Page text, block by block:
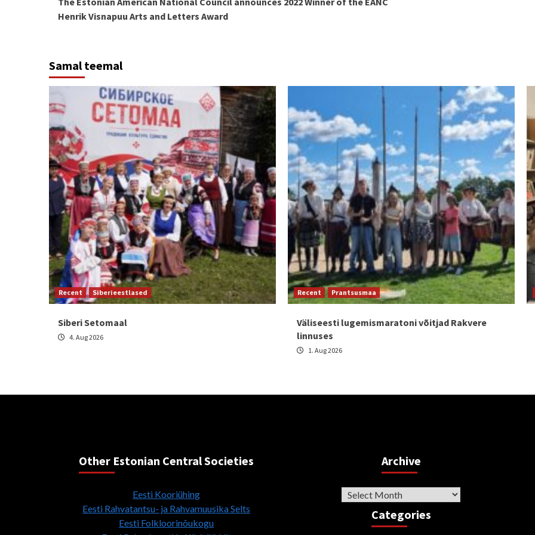
Reading
Henrik Visnapuu Arts and Letters Award
Samal teemal
Recent Siberieestlased
Siberi Setomaal
4. Aug 2026
Recent Prantsusmaa
Väliseesti lugemismaratoni võitjad Rakvere
linnuses
1. Aug 2026
Other Estonian Central Societies
Eesti Kooriühing
Eesti Rahvatantsu- ja Rahvamuusika Selts
Eesti Folkloorinõukogu
Archive
Archive
Categories